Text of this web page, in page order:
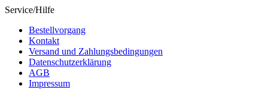
Service/Hilfe
Bestellvorgang
Kontakt
Versand und Zahlungsbedingungen
Datenschutzerklärung
AGB
Impressum